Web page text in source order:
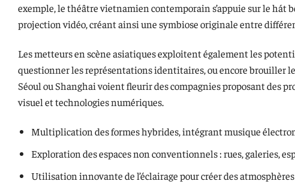
exemple, le théâtre vietnamien contemporain s’appuie sur le hát
projection vidéo, créant ainsi une symbiose originale entre
Les metteurs en scène asiatiques exploitent également les
questionner les représentations identitaires, ou encore brouiller
Séoul ou Shanghai voient fleurir des compagnies proposant des
visuel et technologies numériques.
Multiplication des formes hybrides, intégrant musique
Exploration des espaces non conventionnels : rues, galeries,
Utilisation innovante de l’éclairage pour créer des